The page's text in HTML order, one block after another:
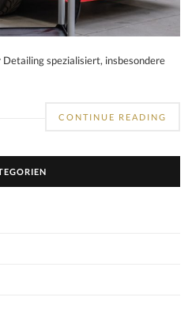
spezialisiert, insbesondere
CONTINUE READING